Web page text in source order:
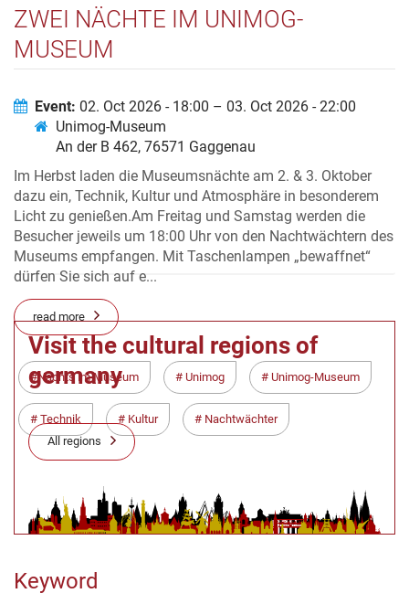
ZWEI NÄCHTE IM UNIMOG-
MUSEUM
Event: 02. Oct 2026 - 18:00 – 03. Oct 2026 - 22:00
Unimog-Museum
An der B 462, 76571 Gaggenau
Im Herbst laden die Museumsnächte am 2. & 3. Oktober
dazu ein, Technik, Kultur und Atmosphäre in besonderem
Licht zu genießen.Am Freitag und Samstag werden die
Besucher jeweils um 18:00 Uhr von den Nachtwächtern des
Museums empfangen. Mit Taschenlampen „bewaffnet“
dürfen Sie sich auf e...
read more
Nachts im Museum Unimog Unimog-Museum
Technik Kultur Nachtwächter
Visit the cultural regions of
germany
All regions
Keyword